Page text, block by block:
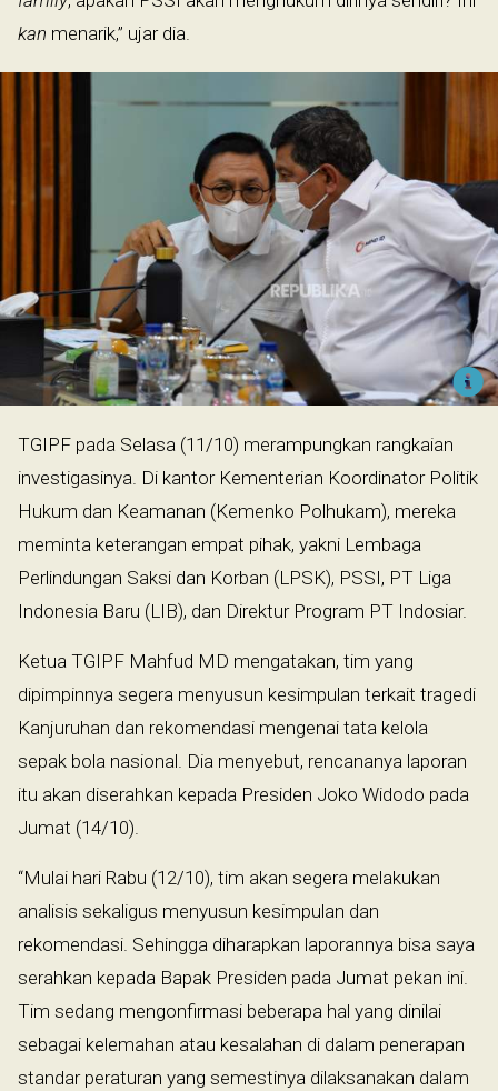
kan menarik,” ujar dia.
TGIPF pada Selasa (11/10) merampungkan rangkaian
investigasinya. Di kantor Kementerian Koordinator Politik
Hukum dan Keamanan (Kemenko Polhukam), mereka
meminta keterangan empat pihak, yakni Lembaga
Perlindungan Saksi dan Korban (LPSK), PSSI, PT Liga
Indonesia Baru (LIB), dan Direktur Program PT Indosiar.
Ketua TGIPF Mahfud MD mengatakan, tim yang
dipimpinnya segera menyusun kesimpulan terkait tragedi
Kanjuruhan dan rekomendasi mengenai tata kelola
sepak bola nasional. Dia menyebut, rencananya laporan
itu akan diserahkan kepada Presiden Joko Widodo pada
Jumat (14/10).
“Mulai hari Rabu (12/10), tim akan segera melakukan
analisis sekaligus menyusun kesimpulan dan
rekomendasi. Sehingga diharapkan laporannya bisa saya
serahkan kepada Bapak Presiden pada Jumat pekan ini.
Tim sedang mengonfirmasi beberapa hal yang dinilai
sebagai kelemahan atau kesalahan di dalam penerapan
standar peraturan yang semestinya dilaksanakan dalam